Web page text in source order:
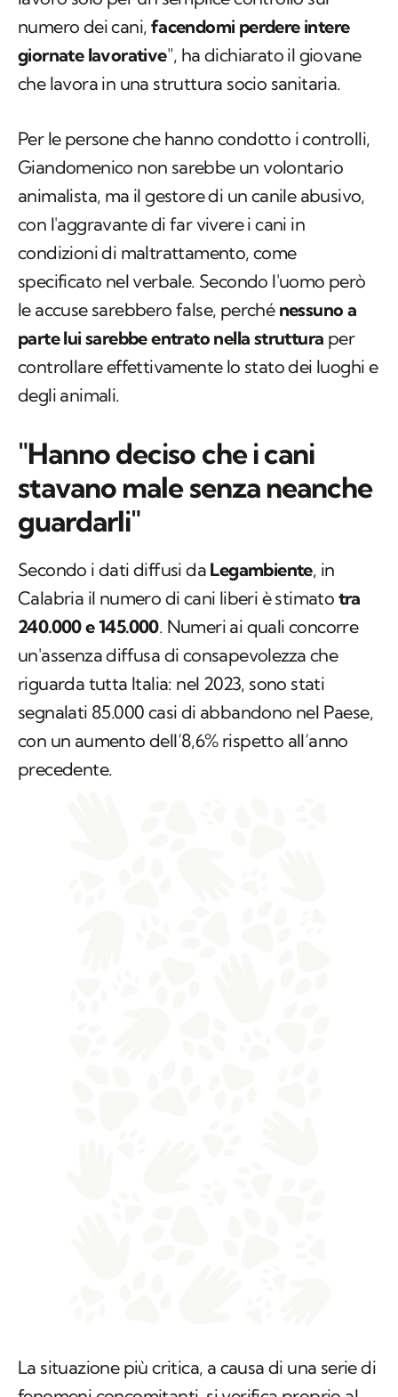
numero dei cani, facendomi perdere intere
giornate lavorative", ha dichiarato il giovane
che lavora in una struttura socio sanitaria.
Per le persone che hanno condotto i controlli,
Giandomenico non sarebbe un volontario
animalista, ma il gestore di un canile abusivo,
con l'aggravante di far vivere i cani in
condizioni di maltrattamento, come
specificato nel verbale. Secondo l'uomo però
le accuse sarebbero false, perché nessuno a
parte lui sarebbe entrato nella struttura per
controllare effettivamente lo stato dei luoghi e
degli animali.
"Hanno deciso che i cani
stavano male senza neanche
guardarli"
Secondo i dati diffusi da Legambiente, in
Calabria il numero di cani liberi è stimato tra
240.000 e 145.000. Numeri ai quali concorre
un'assenza diffusa di consapevolezza che
riguarda tutta Italia: nel 2023, sono stati
segnalati 85.000 casi di abbandono nel Paese,
con un aumento dell’8,6% rispetto all’anno
precedente.
La situazione più critica, a causa di una serie di